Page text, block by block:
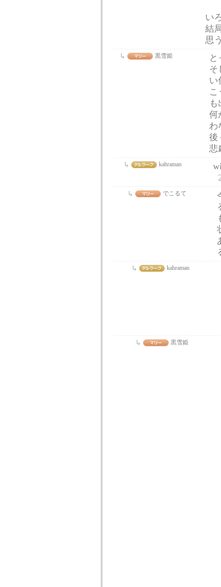
い
結
思
黒雪姫
そ
い
こ
何
わ
後
悲
kahraman
でこるて
kahraman
黒雪姫